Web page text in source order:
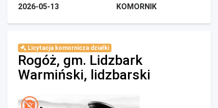
2026-05-13
KOMORNIK
Licytacja komornicza działki
Rogóż, gm. Lidzbark
Warmiński, lidzbarski